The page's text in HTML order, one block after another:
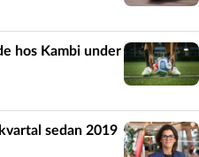
hos Kambi under
sedan 2019